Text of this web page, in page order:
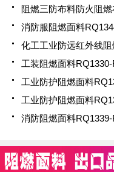
阻燃三防布料防火阻
消防服阻燃面料
化工工业防远红外线
工装阻燃面料RQ1330-
工业防护阻燃面料
工业防护阻燃面料
消防阻燃面料RQ1339-